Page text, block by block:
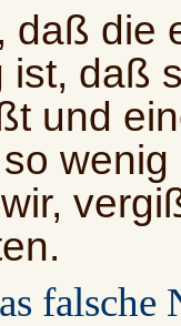
daß die
ist, daß
und
falsche